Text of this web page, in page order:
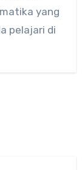
yang
pelajari di